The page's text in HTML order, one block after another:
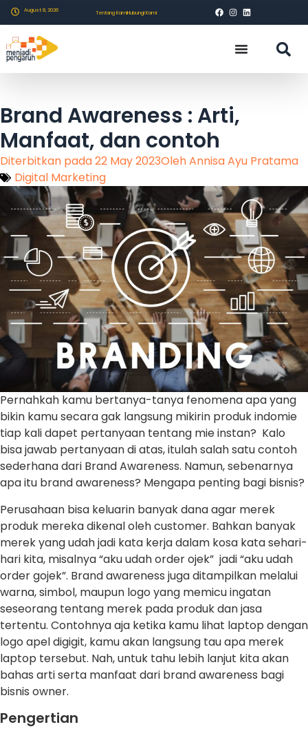
August 8, 2026 Tentang KamiHubungi Kami
Brand Awareness : Arti,
Manfaat, dan contoh
Diterbitkan pada22 May 2023OlehAnnisa Ayu Pratama
Digital Marketing
Pernahkah kamu bertanya-tanya fenomena apa yang
bikin kamu secara gak langsung mikirin produk indomie
tiap kali dapet pertanyaan tentang mie instan? Kalo
bisa jawab pertanyaan di atas, itulah salah satu contoh
sederhana dari Brand Awareness. Namun, sebenarnya
apa itu brand awareness? Mengapa penting bagi bisnis?
Perusahaan bisa keluarin banyak dana agar merek
produk mereka dikenal oleh customer. Bahkan banyak
merek yang udah jadi kata kerja dalam kosa kata sehari-
hari kita, misalnya “aku udah order ojek” jadi “aku udah
order gojek”. Brand awareness juga ditampilkan melalui
warna, simbol, maupun logo yang memicu ingatan
seseorang tentang merek pada produk dan jasa
tertentu. Contohnya aja ketika kamu lihat laptop dengan
logo apel digigit, kamu akan langsung tau apa merek
laptop tersebut. Nah, untuk tahu lebih lanjut kita akan
bahas arti serta manfaat dari brand awareness bagi
bisnis owner.
Pengertian